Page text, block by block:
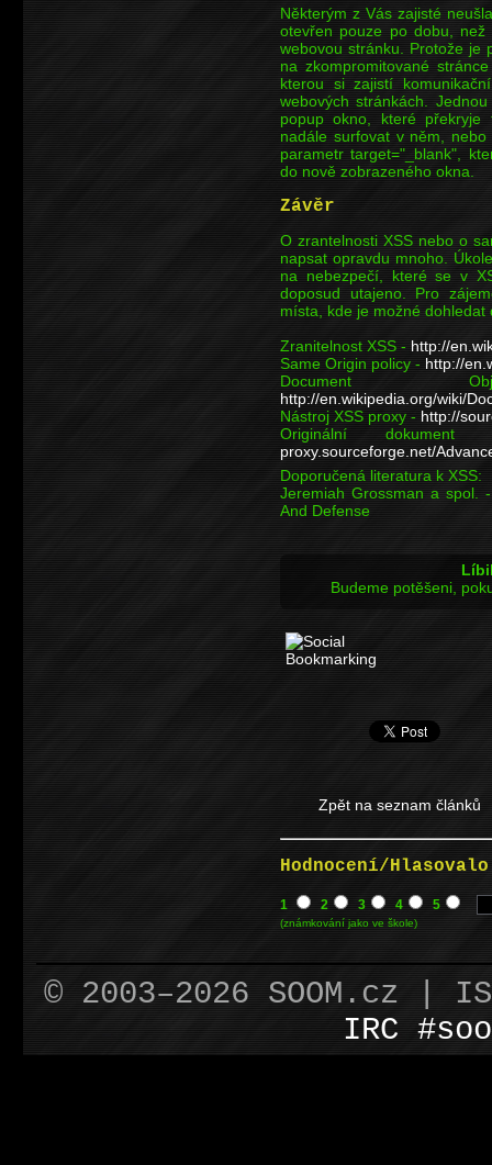
Některým z Vás zajisté
otevřen pouze po dobu,
webovou stránku. Protože je
na zkompromitované
kterou si zajistí
webových stránkách.
popup okno, které překryje
nadále surfovat v něm,
parametr target="_blank",
do nově zobrazeného okna.
Závěr
O zrantelnosti XSS nebo o
napsat opravdu mnoho.
na nebezpečí, které se v
doposud utajeno. Pro
místa, kde je možné dohledat
Zranitelnost XSS - http://
Same Origin policy - http://
http://en.wikipedia.org/wiki/
Nástroj XSS proxy - http://
Originální
proxy.sourceforge.net/
Doporučená literatura k XSS:
Jeremiah Grossman a spol.
And Defense
Budeme potěšeni,
Zpět na seznam článků
Hodnocení/
1 2 3 4 5
(známkování jako ve škole)
© 2003–2026 SOOM.cz |
IRC